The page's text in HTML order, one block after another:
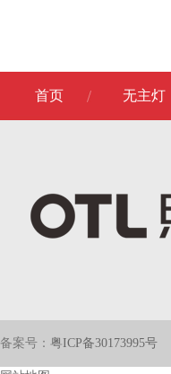
首页 无主灯
备案号： 粤ICP备30173995号